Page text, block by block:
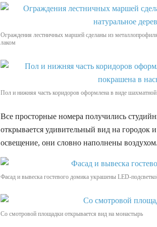
Ограждения лестничных маршей сделаны из
лаком
Пол и нижняя часть коридоров оформлена в виде
Все просторные номера получились
открывается удивительный вид на
освещение, они словно наполнены воздухом.
Фасад и вывеска гостевого домика украшены LED-
Со смотровой площадки открывается вид на монастырь